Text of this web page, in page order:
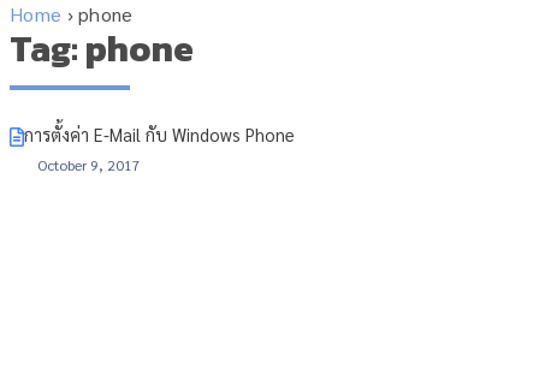
Home ›phone
Tag: phone
การตั้งค่า E-Mail กับ Windows Phone
October 9, 2017